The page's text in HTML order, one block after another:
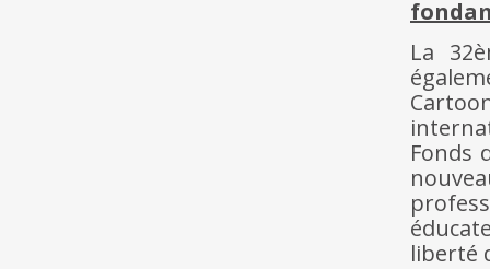
La
Fonds
liberté